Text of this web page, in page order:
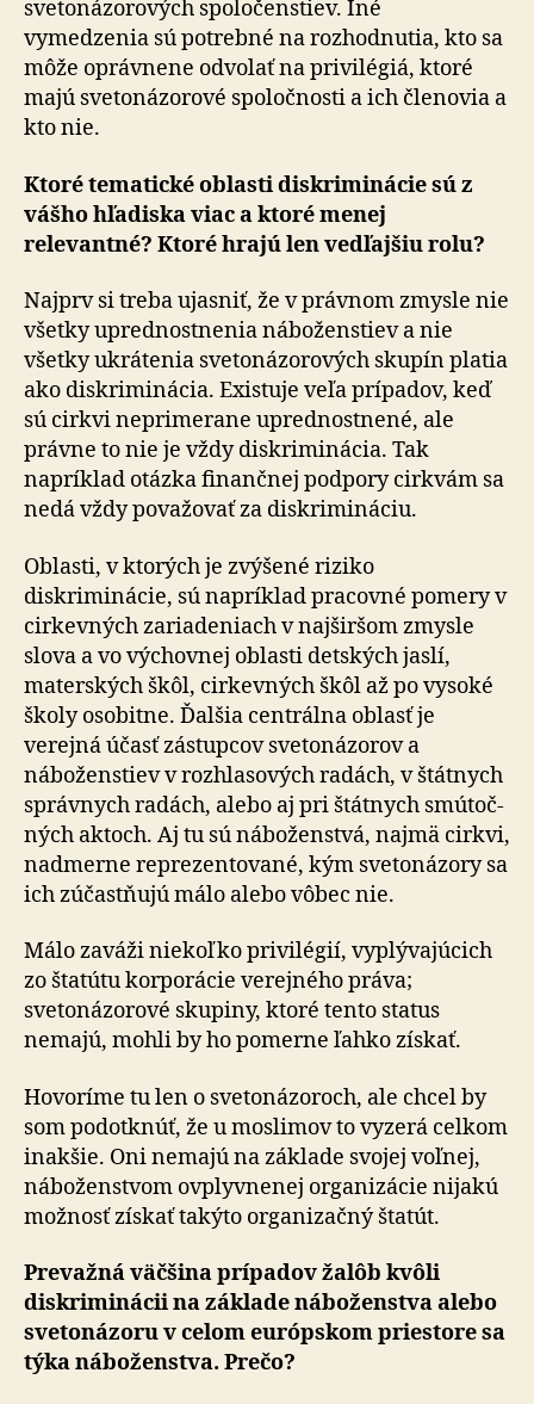
svetonázorových spoločenstiev. Iné
vymedzenia sú potrebné na rozhodnutia, kto sa
môže oprávnene odvolať na privilégiá, ktoré
majú sve­to­ná­zo­ro­vé spoločnosti a ich členovia a
kto nie.
Ktoré tematické oblasti diskriminácie sú z
vášho hľadiska viac a ktoré menej
relevantné? Ktoré hrajú len vedľajšiu rolu?
Najprv si treba ujasniť, že v právnom zmysle nie
všetky uprednostnenia náboženstiev a nie
všetky ukrátenia svetonázorových skupín platia
ako diskriminácia. Existuje veľa prípadov, keď
sú cirkvi neprimerane uprednostnené, ale
právne to nie je vždy diskriminácia. Tak
napríklad otázka finančnej podpory cirkvám sa
nedá vždy považovať za diskrimináciu.
Oblasti, v ktorých je zvýšené riziko
diskriminácie, sú napríklad pracovné pomery v
cirkevných zariadeniach v najširšom zmysle
slova a vo výchovnej oblasti detských jaslí,
materských škôl, cirkevných škôl až po vysoké
školy osobitne. Ďalšia centrálna oblasť je
verejná účasť zá­stup­cov svetonázorov a
náboženstiev v rozhlasových radách, v štátnych
správnych radách, alebo aj pri štátnych smú­toč­
ných aktoch. Aj tu sú náboženstvá, najmä cirkvi,
nad­mer­ne reprezentované, kým svetonázory sa
ich zú­čas­tňu­jú málo alebo vôbec nie.
Málo zaváži niekoľko privilégií, vyplývajúcich
zo štatútu korporácie verejného práva;
svetonázorové skupiny, ktoré tento status
nemajú, mohli by ho pomerne ľahko získať.
Hovoríme tu len o svetonázoroch, ale chcel by
som po­dot­knúť, že u moslimov to vyzerá celkom
inakšie. Oni ne­ma­jú na základe svojej voľnej,
náboženstvom ovplyvnenej organizácie nijakú
možnosť získať takýto organizačný štatút.
Prevažná väčšina prípadov žalôb kvôli
diskriminácii na základe náboženstva alebo
svetonázoru v celom európskom priestore sa
týka náboženstva. Prečo?